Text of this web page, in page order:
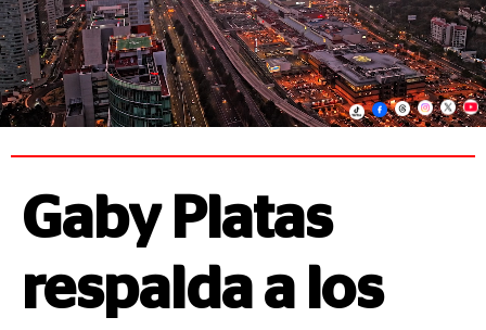
Gaby Platas
respalda a los